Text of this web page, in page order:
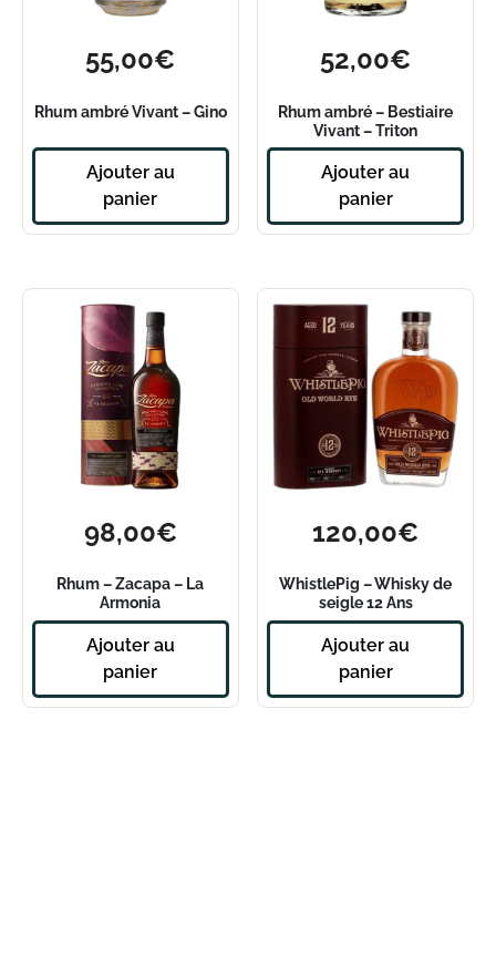
55,00€
Rhum ambré Vivant – Gino
Ajouter au
panier
52,00€
Rhum ambré – Bestiaire
Vivant – Triton
Ajouter au
panier
98,00€
Rhum – Zacapa – La
Armonia
Ajouter au
panier
120,00€
WhistlePig – Whisky de
seigle 12 Ans
Ajouter au
panier